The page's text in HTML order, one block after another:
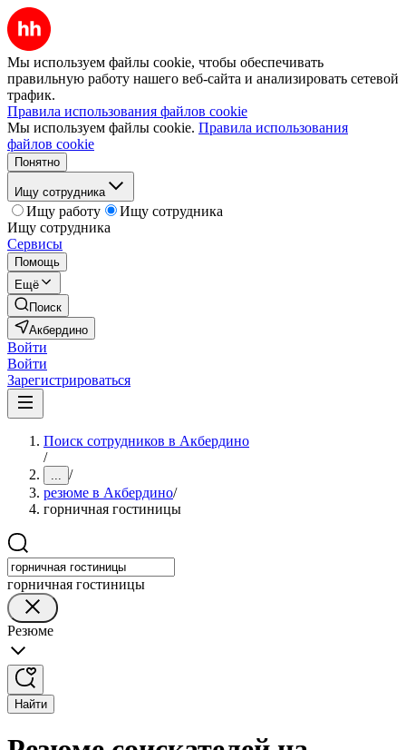
Мы используем файлы cookie, чтобы обеспечивать
правильную работу нашего веб-сайта и анализировать сетевой
трафик.
Правила использования файлов cookie
Мы используем файлы cookie. Правила использования
файлов cookie
Понятно
Ищу сотрудника
Ищу работу
Ищу сотрудника
Ищу сотрудника
Сервисы
Помощь
Ещё
Поиск
Акбердино
Войти
Войти
Зарегистрироваться
Поиск сотрудников в Акбердино
/
... /
резюме в Акбердино/
горничная гостиницы
горничная гостиницы
Резюме
Найти